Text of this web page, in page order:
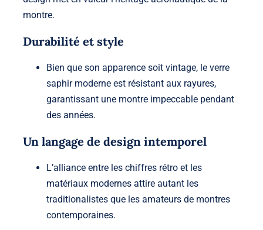
montre.
Durabilité et style
Bien que son apparence soit vintage, le verre
saphir moderne est résistant aux rayures,
garantissant une montre impeccable pendant
des années.
Un langage de design intemporel
L’alliance entre les chiffres rétro et les
matériaux modernes attire autant les
traditionalistes que les amateurs de montres
contemporaines.